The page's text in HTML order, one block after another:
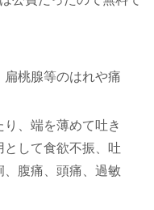
扁桃腺等のはれや痛
、端を薄めて吐き
して食欲不振、吐
、腹痛、頭痛、過敏